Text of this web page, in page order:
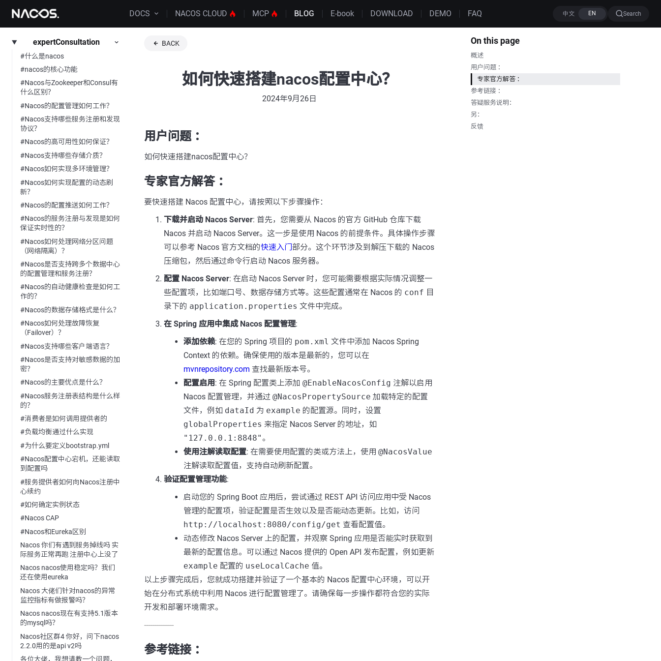
DOCS NACOS CLOUD MCP BLOG E-book DOWNLOAD DEMO FAQ Search
expertConsultation
#什么是nacos
#nacos的核心功能
#Nacos与Zookeeper和Consul有
什么区别？
#Nacos的配置管理如何工作？
#Nacos支持哪些服务注册和发现
协议？
#Nacos的高可用性如何保证？
#Nacos支持哪些存储介质？
#Nacos如何实现多环境管理？
#Nacos如何实现配置的动态刷
新？
#Nacos的配置推送如何工作？
#Nacos的服务注册与发现是如何
保证实时性的？
#Nacos如何处理网络分区问题
（网络隔离）？
#Nacos是否支持跨多个数据中心
的配置管理和服务注册？
#Nacos的自动健康检查是如何工
作的？
#Nacos的数据存储格式是什么？
#Nacos如何处理故障恢复
（Failover）？
#Nacos支持哪些客户端语言？
#Nacos是否支持对敏感数据的加
密？
#Nacos的主要优点是什么？
#Nacos服务注册表结构是什么样
的？
#消费者是如何调用提供者的
#负载均衡通过什么实现
#为什么要定义bootstrap.yml
#Nacos配置中心宕机，还能读取
到配置吗
#服务提供者如何向Nacos注册中
心续约
#如何确定实例状态
#Nacos CAP
#Nacos和Eureka区别
Nacos 你们有遇到服务掉线吗 实
际服务正常再跑 注册中心上没了
Nacos nacos使用稳定吗？我们
还在使用eureka
Nacos 大佬们针对nacos的异常
监控指标有做报警吗？
Nacos nacos现在有支持5.1版本
的mysql吗？
Nacos社区群4 你好，问下nacos
2.2.0用的是api v2吗
各位大佬，我想请教一个问题，
BACK
如何快速搭建nacos配置中心？
2024年9月26日
用户问题 ：
如何快速搭建nacos配置中心？
专家官方解答 ：
要快速搭建 Nacos 配置中心，请按照以下步骤操作：
下载并启动 Nacos Server: 首先，您需要从 Nacos 的官方 GitHub 仓库下载
Nacos 并启动 Nacos Server。这一步是使用 Nacos 的前提条件。具体操作步骤
可以参考 Nacos 官方文档的快速入门部分。这个环节涉及到解压下载的 Nacos
压缩包，然后通过命令行启动 Nacos 服务器。
配置 Nacos Server: 在启动 Nacos Server 时，您可能需要根据实际情况调整一
些配置项，比如端口号、数据存储方式等。这些配置通常在 Nacos 的 conf 目
录下的 application.properties 文件中完成。
在 Spring 应用中集成 Nacos 配置管理:
添加依赖: 在您的 Spring 项目的 pom.xml 文件中添加 Nacos Spring
Context 的依赖。确保使用的版本是最新的，您可以在
mvnrepository.com 查找最新版本号。
配置启用 : 在 Spring 配置类上添加 @EnableNacosConfig 注解以启用
Nacos 配置管理，并通过 @NacosPropertySource 加载特定的配置
文件，例如 dataId 为 example 的配置源。同时，设置
globalProperties 来指定 Nacos Server 的地址，如
"127.0.0.1:8848" 。
使用注解读取配置: 在需要使用配置的类或方法上，使用 @NacosValue
注解读取配置值，支持自动刷新配置。
验证配置管理功能:
启动您的 Spring Boot 应用后，尝试通过 REST API 访问应用中受 Nacos
管理的配置项，验证配置是否生效以及是否能动态更新。比如，访问
http://localhost:8080/config/get 查看配置值。
动态修改 Nacos Server 上的配置，并观察 Spring 应用是否能实时获取到
最新的配置信息。可以通过 Nacos 提供的 Open API 发布配置，例如更新
example 配置的 useLocalCache 值。
以上步骤完成后，您就成功搭建并验证了一个基本的 Nacos 配置中心环境，可以开
始在分布式系统中利用 Nacos 进行配置管理了。请确保每一步操作都符合您的实际
开发和部署环境需求。
---------------
参考链接 ：
On this page
概述
用户问题 ：
专家官方解答 ：
参考链接 ：
答疑服务说明：
另：
反馈